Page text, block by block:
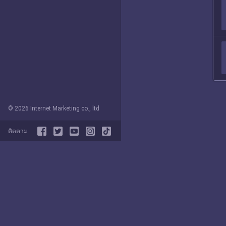
© 2026 Internet Marketing co., ltd
ติดตาม